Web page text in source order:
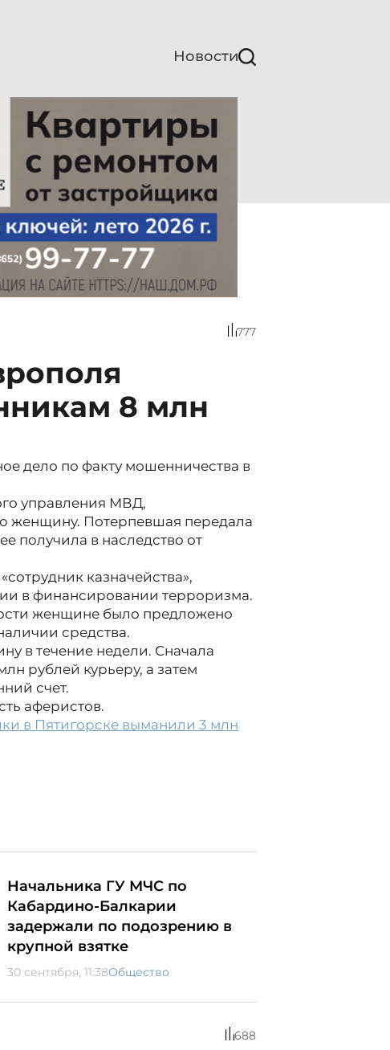
Новости
777
8 млн
дело по факту мошенничества в
управления МВД,
женщину. Потерпевшая передала
получила в наследство от
казначейства»,
в финансировании терроризма.
женщине было предложено
средства.
в течение недели. Сначала
рублей курьеру, а затем
счет.
аферистов.
в Пятигорске выманили 3 млн
Начальника ГУ МЧС по
Кабардино-Балкарии
задержали по подозрению в
крупной взятке
30 сентября, 11:38Общество
688